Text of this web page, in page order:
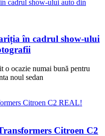
în cadrul show-ului
o ocazie numai bună pentru
noul sedan
Citroen C2